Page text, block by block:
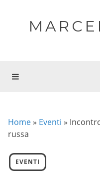
Home » Eventi »
russa
EVENTI